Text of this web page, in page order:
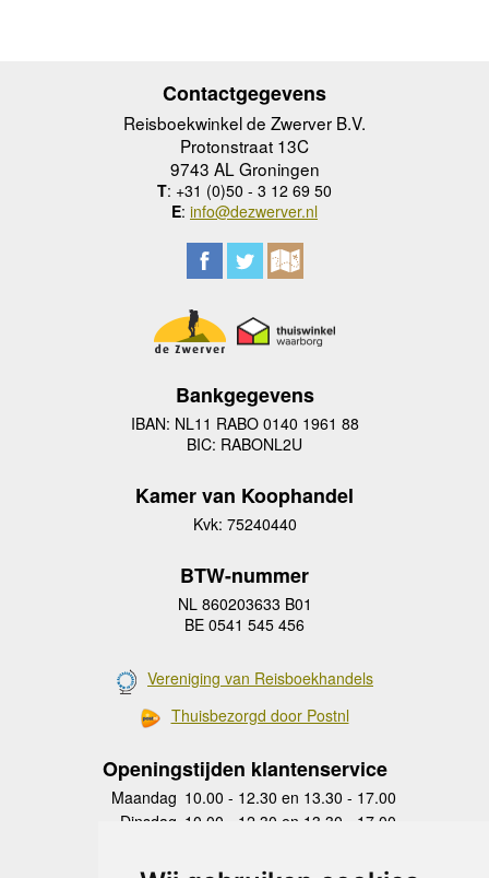
Contactgegevens
Reisboekwinkel de Zwerver B.V.
Protonstraat 13C
9743 AL Groningen
T: +31 (0)50 - 3 12 69 50
E: info@dezwerver.nl
Bankgegevens
IBAN: NL11 RABO 0140 1961 88
BIC: RABONL2U
Kamer van Koophandel
Kvk: 75240440
BTW-nummer
NL 860203633 B01
BE 0541 545 456
Vereniging van Reisboekhandels
Thuisbezorgd door Postnl
Openingstijden klantenservice
Maandag 10.00 - 12.30 en 13.30 - 17.00
Dinsdag 10.00 - 12.30 en 13.30 - 17.00
Donderdag
10.00 - 12.30 en 13.30 - 17.00